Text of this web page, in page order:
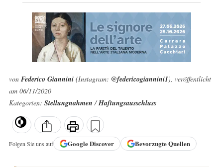
von Federico Giannini(Instagram: @federicogiannini1), veröffentlicht
am 06/11/2020
Kategorien: Stellungnahmen/Haftungsausschluss
Folgen Sie uns auf GoogleDiscover Bevorzugte Quellen